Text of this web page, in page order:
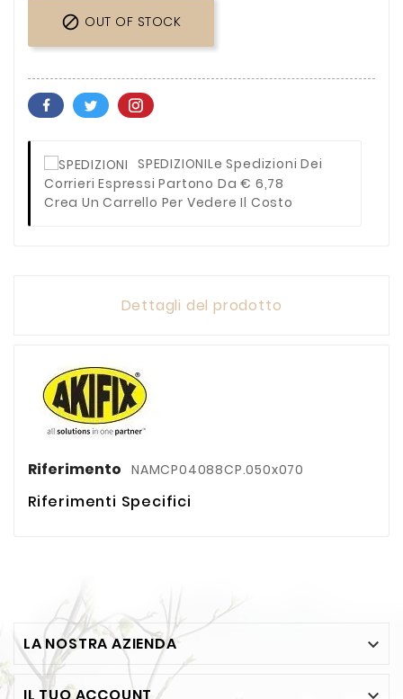
 OUT OF STOCK
SPEDIZIONILe Spedizioni Dei
Corrieri Espressi Partono Da € 6,78
Crea Un Carrello Per Vedere Il Costo
Dettagli del prodotto
Riferimento NAMCP04088CP.050x070
Riferimenti Specifici
LA NOSTRA AZIENDA 